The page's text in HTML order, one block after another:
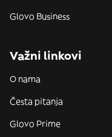
Glovo Business
Važni linkovi
O nama
Česta pitanja
Glovo Prime